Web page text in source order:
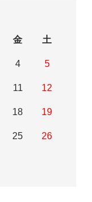
金 土
4 5
11 12
18 19
25 26